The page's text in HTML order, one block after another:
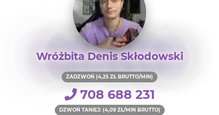
Wróżbita Denis Skłodowski
ZADZWOŃ (4,25 ZŁ BRUTTO/MIN)
708 688 231
DZWOŃ TANIEJ: (4,09 ZŁ/MIN BRUTTO)